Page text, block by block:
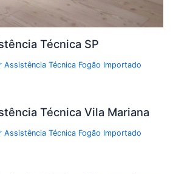
Técnica SP
Assistência Técnica Fogão Importado
Técnica Vila Mariana
Assistência Técnica Fogão Importado